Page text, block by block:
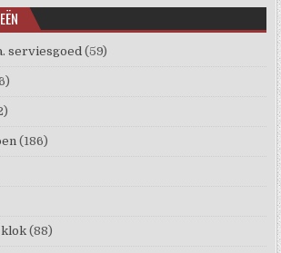
serviesgoed (59)
(186)
(88)